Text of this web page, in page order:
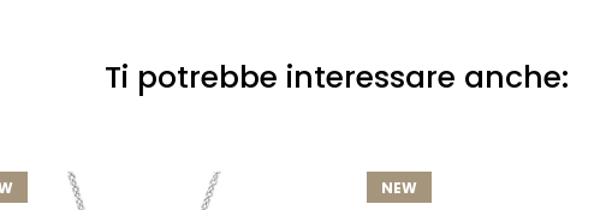
Ti potrebbe interessare anche:
NEW